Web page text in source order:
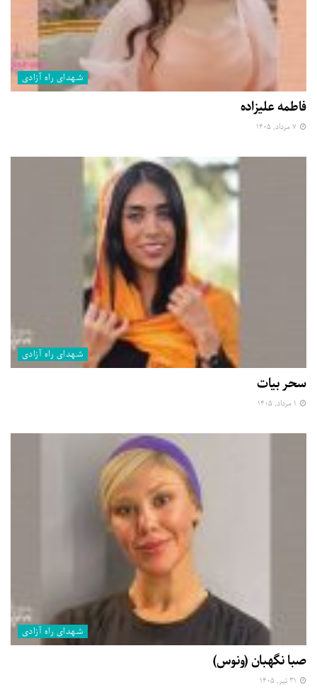
شهدای راه آزادی
فاطمه علیزاده
شهدای راه آزادی
سحر بیات
شهدای راه آزادی
صبا نگهبان (ونوس)